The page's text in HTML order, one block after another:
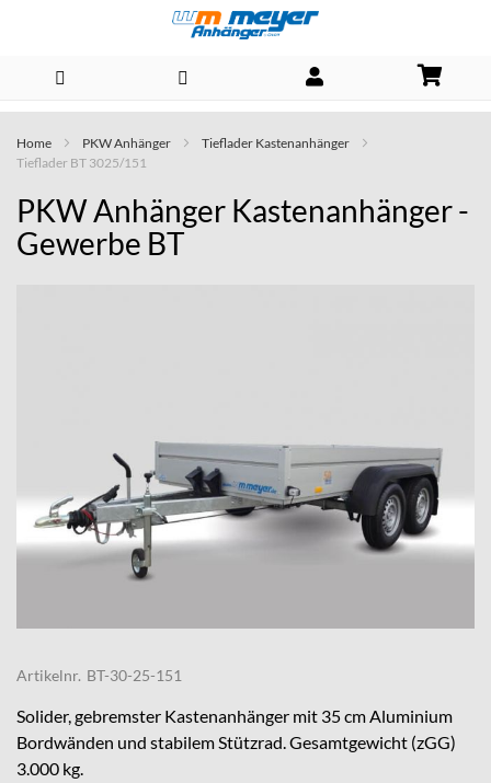
Direkt
zum
Inhalt
Home PKW Anhänger
Tieflader Kastenanhänger
Tieflader BT 3025/151
PKW Anhänger Kastenanhänger -
Gewerbe BT
the
beginning
of
the
images
Artikelnr. BT-30-25-151
Solider, gebremster Kastenanhänger mit 35 cm Aluminium
Bordwänden und stabilem Stützrad. Gesamtgewicht (zGG)
3.000 kg.